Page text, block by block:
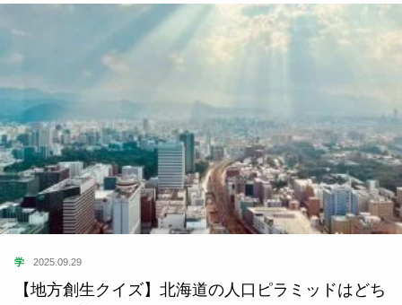
学 2025.09.29
【地方創生クイズ】北海道の人口ピラミッドはどち